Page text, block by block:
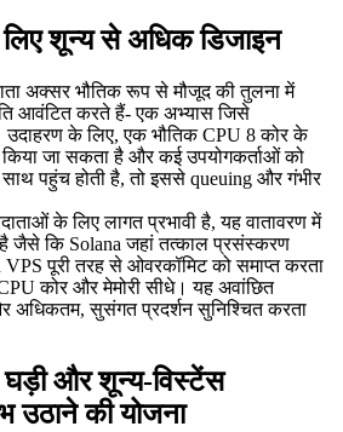
शून्य से अधिक डिजाइन
अक्सर भौतिक रूप से मौजूद की तुलना में
आवंटित करते हैं- एक अभ्यास जिसे
के लिए, एक भौतिक CPU 8 कोर के
जा सकता है और कई उपयोगकर्ताओं को
पहुंच होती है, तो इससे queuing और गंभीर
के लिए लागत प्रभावी है, यह वातावरण में
है जैसे कि Solana जहां तत्काल प्रसंस्करण
पूरी तरह से ओवरकॉमिट को समाप्त करता
कोर और मेमोरी सीधे। यह अवांछित
अधिकतम, सुसंगत प्रदर्शन सुनिश्चित करता
और शून्य-विस्टेंस
उठाने की योजना